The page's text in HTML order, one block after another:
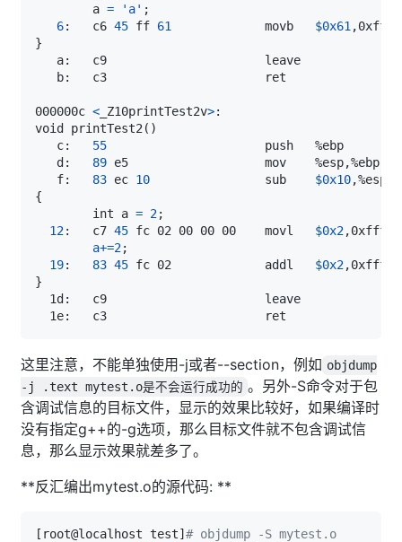
        a
= 'a' ;
6:   c6 45 ff 61
             movb
$0x61
}
000000c < _Z10printTest2v>
void printTest2 ( )
   c:
55
   d:
89
   f:
83 ec 10
                sub
$0x10
{
        int a
= 2;
12:   c7 45 fc 02 00 00 00    movl $0x2
a+=2;
19: 83 45 fc 02             addl $0x2
}
这里注意，不能单独使用-j或者--section，例如 objdump
-j .text mytest.o是不会运行成功的 。另外-S命令对于包
含调试信息的目标文件，显示的效果比较好，如果编译时
没有指定g++的-g选项，那么目标文件就不包含调试信
息，那么显示效果就差多了。
**反汇编出mytest.o的源代码: **
[ root@localhost test] # objdump -S mytest.o